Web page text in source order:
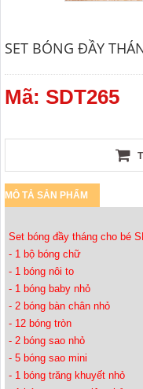
SET BÓNG ĐẦY
Mã: SDT265
MÔ TẢ SẢN PHẨM
Set bóng đầy tháng cho bé
- 1 bộ bóng chữ
- 1 bóng nôi to
- 1 bóng baby nhỏ
- 2 bóng bàn chân nhỏ
- 12 bóng tròn
- 2 bóng sao nhỏ
- 5 bóng sao mini
- 1 bóng trăng khuyết nhỏ